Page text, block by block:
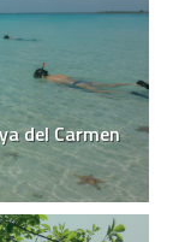
del Carmen